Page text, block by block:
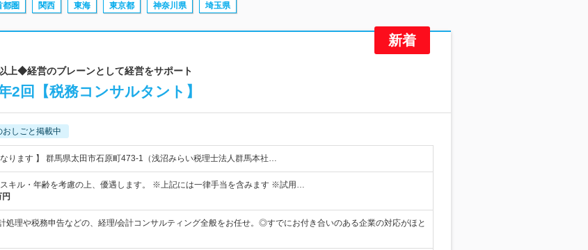
都圏 関西 東海 東京都 神奈川県 埼玉県
上◆経営のブレーンとして経営をサポート
2回【税務コンサルタント】
おしごと掲載中
なります 】 群馬県太田市石原町473-1（浅沼みらい税理士法人群馬本社…
キル・年齢を考慮の上、優遇します。 ※上記には一律手当を含みます ※試用…
処理や税務申告などの、経理/会計コンサルティング全般をお任せ。◎すでにお付き合いのある企業の対応がほと